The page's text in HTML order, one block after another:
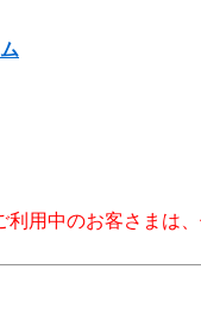
用中のお客さまは